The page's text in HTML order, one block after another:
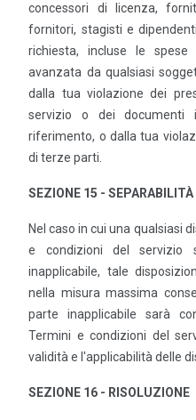
concessori di licenza,
fornitori, stagisti e
richiesta, incluse le spese
avanzata da qualsiasi
dalla tua violazione dei
servizio o dei documenti
riferimento, o dalla tua
di terze parti.
SEZIONE 15 - SEPARABILITÀ
Nel caso in cui una qualsiasi
e condizioni del servizio
inapplicabile, tale
nella misura massima
parte inapplicabile sarà
Termini e condizioni del
validità e l'applicabilità delle
SEZIONE 16 - RISOLUZIONE